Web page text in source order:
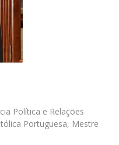
Política e Relações
Portuguesa, Mestre